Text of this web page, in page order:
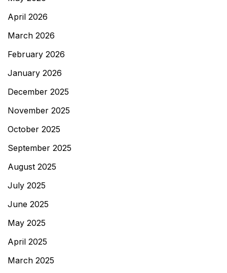
April 2026
March 2026
February 2026
January 2026
December 2025
November 2025
October 2025
September 2025
August 2025
July 2025
June 2025
May 2025
April 2025
March 2025